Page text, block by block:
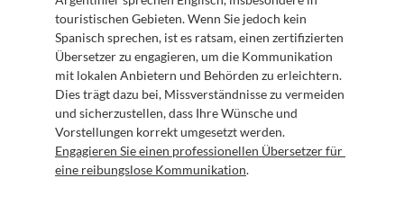
touristischen Gebieten. Wenn Sie jedoch kein
Spanisch sprechen, ist es ratsam, einen zertifizierten
Übersetzer zu engagieren, um die Kommunikation
mit lokalen Anbietern und Behörden zu erleichtern.
Dies trägt dazu bei, Missverständnisse zu vermeiden
und sicherzustellen, dass Ihre Wünsche und
Engagieren Sie einen professionellen Übersetzer für
eine reibungslose Kommunikation.